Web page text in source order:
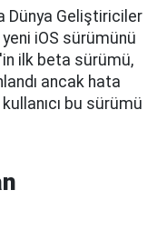
Dünya Geliştiriciler
yeni iOS sürümünü
ilk beta sürümü,
ancak hata
bu sürümü